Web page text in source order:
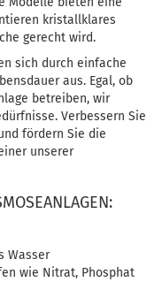
kristallklares
gerecht wird.
sich durch einfache
aus. Egal, ob
betreiben, wir
Verbessern Sie
fördern Sie die
unserer
Wasser
wie Nitrat, Phosphat